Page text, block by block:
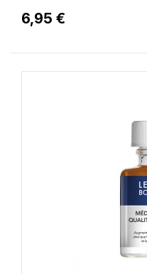
6,95 €